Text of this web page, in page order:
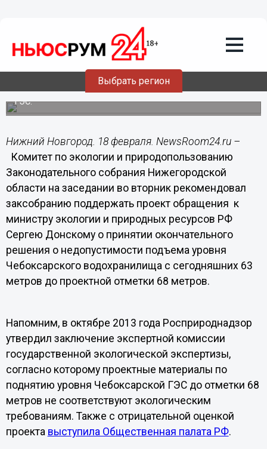
Выбрать регион
области обсудят обращение к
министру экологии РФ Сергею
Депутаты хотят поставить окончательную точку в
вопросе о недопустимости достройки Чебоксарской
ГЭС.
Нижний Новгород. 18 февраля. NewsRoom24.ru –
Комитет по экологии и природопользованию
Законодательного собрания Нижегородской
области на заседании во вторник рекомендовал
заксобранию поддержать проект обращения к
министру экологии и природных ресурсов РФ
Сергею Донскому о принятии окончательного
решения о недопустимости подъема уровня
Чебоксарского водохранилища с сегодняшних 63
метров до проектной отметки 68 метров.
Напомним, в октябре 2013 года Росприроднадзор
утвердил заключение экспертной комиссии
государственной экологической экспертизы,
согласно которому проектные материалы по
поднятию уровня Чебоксарской ГЭС до отметки 68
метров не соответствуют экологическим
требованиям. Также с отрицательной оценкой
проекта выступила Общественная палата РФ.